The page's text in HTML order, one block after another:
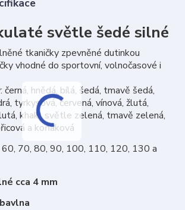
světle šedé silné
tkaničky zpevněné dutinkou
vhodné do sportovní, volnočasové i
černá, hnědá, bílá, šedá, tmavě šedá,
tyrkysová, červená, vínová, žlutá,
khaki, světle zelená, tmavě zelená,
a koňaková
60, 70, 80, 90, 100, 110, 120, 130 a
cca 4 mm